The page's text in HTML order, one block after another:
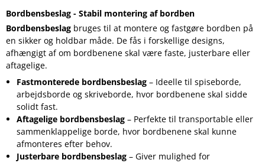
Bordbensbeslag - Stabil montering af bordben
Bordbensbeslag bruges til at montere og fastgøre bordben på
en sikker og holdbar måde. De fås i forskellige designs,
afhængigt af om bordbenene skal være faste, justerbare eller
aftagelige.
Fastmonterede bordbensbeslag– Ideelle til spiseborde,
arbejdsborde og skriveborde, hvor bordbenene skal sidde
solidt fast.
Aftagelige bordbensbeslag– Perfekte til transportable eller
sammenklappelige borde, hvor bordbenene skal kunne
afmonteres efter behov.
Justerbare bordbensbeslag– Giver mulighed for